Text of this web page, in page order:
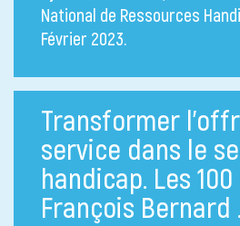
National de Ressources
Février 2023.
Transformer
service dans le
handicap. Les 100
François Bernard